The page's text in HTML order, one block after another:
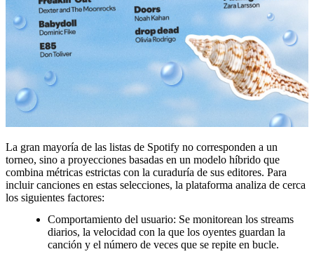
La gran mayoría de las listas de Spotify no corresponden a un
torneo, sino a proyecciones basadas en un modelo híbrido que
combina métricas estrictas con la curaduría de sus editores. Para
incluir canciones en estas selecciones, la plataforma analiza de cerca
los siguientes factores:
Comportamiento del usuario: Se monitorean los streams
diarios, la velocidad con la que los oyentes guardan la
canción y el número de veces que se repite en bucle.